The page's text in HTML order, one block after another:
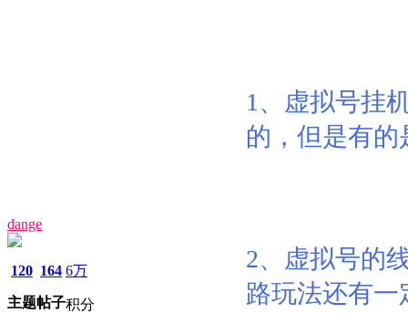
dange
120
主题
164
帖子
6万
积分
1、虚拟号挂
的，但是有
2、虚拟号的
路玩法还有一